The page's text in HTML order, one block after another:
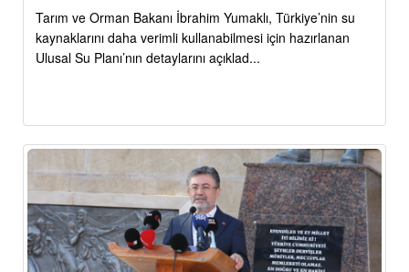
Tarım ve Orman Bakanı İbrahim Yumaklı, Türkiye’nin su
kaynaklarını daha verimli kullanabilmesi için hazırlanan
Ulusal Su Planı’nın detaylarını açıklad...